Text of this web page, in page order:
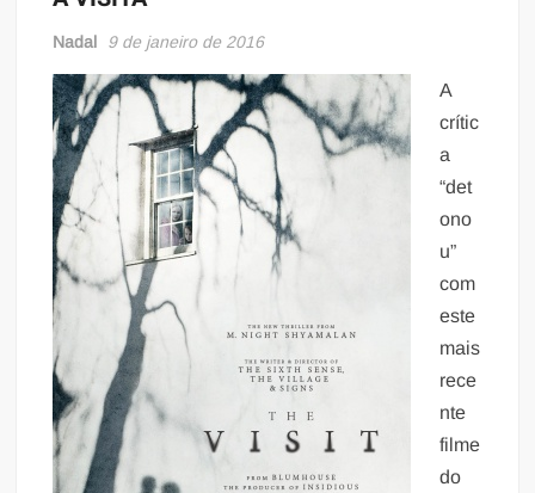
Nadal 9 de janeiro de 2016
A
crític
a
“det
ono
u”
com
este
mais
rece
nte
filme
do